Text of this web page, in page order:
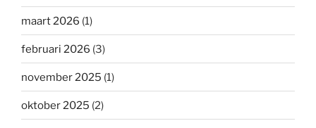
maart 2026 (1)
februari 2026 (3)
november 2025 (1)
oktober 2025 (2)